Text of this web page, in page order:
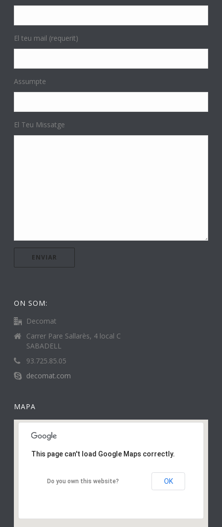
El teu mail (requerit)
Assumpte
El Teu Missatge
ON SOM:
Decomat
Carrer Pare Sallarès, 4 local C
SABADELL
93.725.85.05
decomat.com
MAPA
This page can't load Google Maps correctly.
Do you own this website? OK